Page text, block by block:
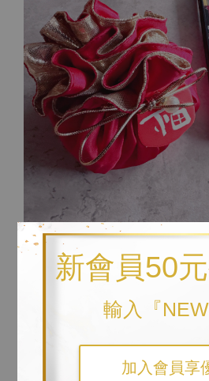
新會員50
輸入『
加入會員享
↓ 以下為與比例尺之對照圖。參考比例